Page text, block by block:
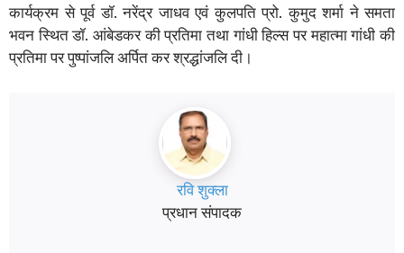
कार्यक्रम से पूर्व डॉ. नरेंद्र जाधव एवं कुलपति प्रो. कुमुद शर्मा ने समता
भवन स्थित डॉ. आंबेडकर की प्रतिमा तथा गांधी हिल्स पर महात्मा गांधी की
प्रतिमा पर पुष्पांजलि अर्पित कर श्रद्धांजलि दी।
रवि शुक्ला
प्रधान संपादक